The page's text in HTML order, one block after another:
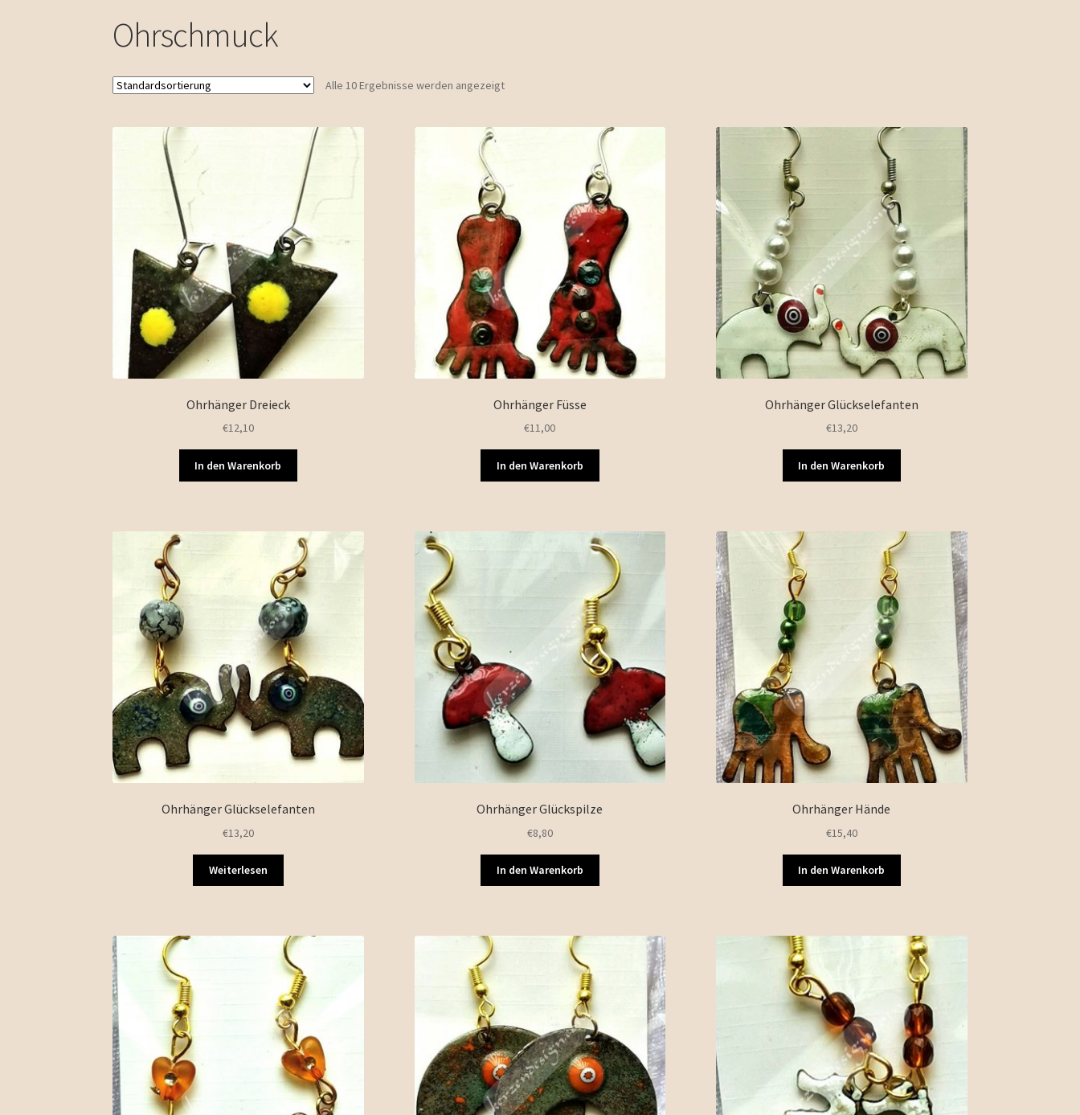
Ohrschmuck
Alle 10 Ergebnisse werden angezeigt
Ohrhänger Dreieck
€12,10
In den Warenkorb
Ohrhänger Füsse
€11,00
In den Warenkorb
Ohrhänger Glückselefanten
€13,20
In den Warenkorb
Ohrhänger Glückselefanten
€13,20
Weiterlesen
Ohrhänger Glückspilze
€8,80
In den Warenkorb
Ohrhänger Hände
€15,40
In den Warenkorb